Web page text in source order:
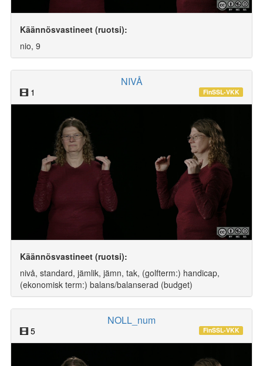
Käännösvastineet (ruotsi):
nio, 9
NIVÅ
1 FinSSL-VKK
Käännösvastineet (ruotsi):
nivå, standard, jämlik, jämn, tak, (golfterm:) handicap,
(ekonomisk term:) balans/balanserad (budget)
NOLL_num
5 FinSSL-VKK